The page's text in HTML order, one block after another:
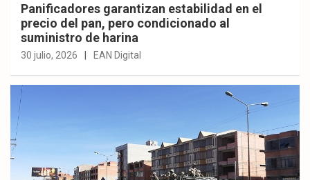
Panificadores garantizan estabilidad en el
precio del pan, pero condicionado al
suministro de harina
30 julio, 2026 EAN Digital